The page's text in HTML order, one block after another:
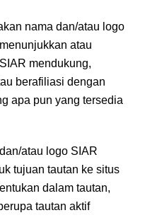
nama dan/atau logo
atau
mendukung,
berafiliasi dengan
apa pun yang tersedia
atau logo SIAR
tujuan tautan ke situs
dalam tautan,
tautan aktif